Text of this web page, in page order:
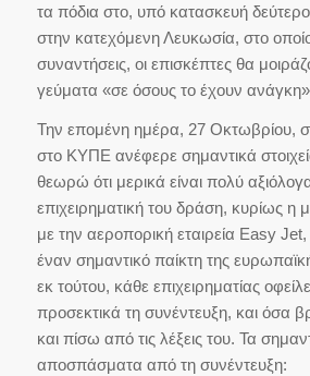
τα πόδια στο, υπό κατασκευή
στην κατεχόμενη Λευκωσία, στο
συναντήσεις, οι επισκέπτες θα
γεύματα «σε όσους το έχουν
Την επομένη ημέρα, 27 Οκτωβρίου,
στο ΚΥΠΕ ανέφερε σημαντικά
θεωρώ ότι μερικά είναι πολύ
επιχειρηματική του δράση, κυρίως η
με την αεροπορική εταιρεία Easy Jet,
έναν σημαντικό παίκτη της
εκ τούτου, κάθε επιχειρηματίας
προσεκτικά τη συνέντευξη, και όσα
και πίσω από τις λέξεις του. Τα
αποσπάσματα από τη συνέντευξη: